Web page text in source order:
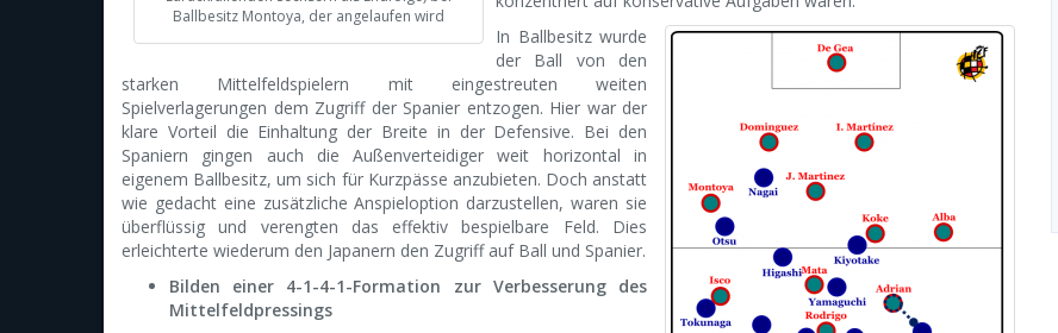
Ballbesitz Montoya, der angelaufen wird
In Ballbesitz wurde
der Ball von den
starken Mittelfeldspielern mit eingestreuten weiten
Spielverlagerungen dem Zugriff der Spanier entzogen. Hier war der
klare Vorteil die Einhaltung der Breite in der Defensive. Bei den
Spaniern gingen auch die Außenverteidiger weit horizontal in
eigenem Ballbesitz, um sich für Kurzpässe anzubieten. Doch anstatt
wie gedacht eine zusätzliche Anspieloption darzustellen, waren sie
überflüssig und verengten das effektiv bespielbare Feld. Dies
erleichterte wiederum den Japanern den Zugriff auf Ball und Spanier.
Bilden einer 4-1-4-1-Formation zur Verbesserung des
Mittelfeldpressings